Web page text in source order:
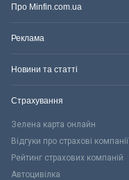
Про Minfin.com.ua
Реклама
Новини та статті
Страхування
Зелена карта онлайн
Відгуки про страхові компанії
Рейтинг страхових компаній
Автоцивілка